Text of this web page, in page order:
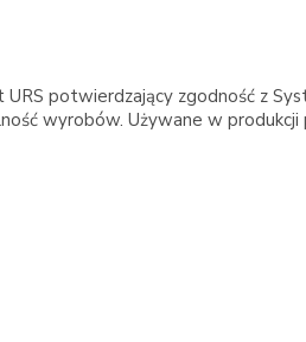
potwierdzający zgodność z
wyrobów. Używane w